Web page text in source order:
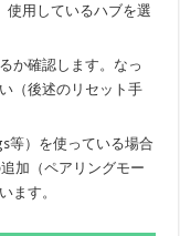
使用しているハブを選
か確認します。なっ
（後述のリセット手
等）を使っている場合
加（ペアリングモー
ます。